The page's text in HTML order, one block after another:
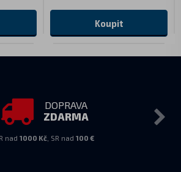
Koupit
DOPRAVA
ZDARMA
nad 1000 Kč, SR nad 100 €